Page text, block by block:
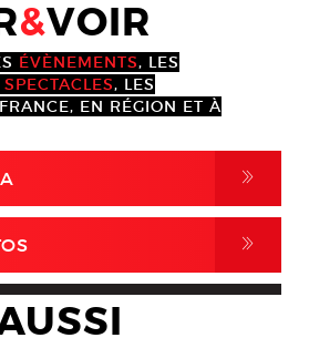
&VOIR
ÉVÈNEMENTS, LES
SPECTACLES, LES
EN RÉGION ET À
,
,